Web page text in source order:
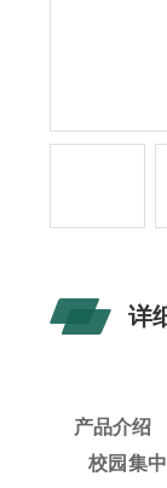
详
产品介绍
校园集